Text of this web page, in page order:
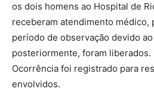
os dois homens ao Hospital de
receberam atendimento médico,
período de observação devido
posteriormente, foram liberados.
Ocorrência foi registrado para
envolvidos.